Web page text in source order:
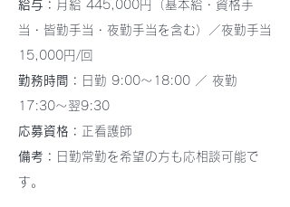
給与： 月給 445,000円（基本給・資格手
当・皆勤手当・夜勤手当を含む）／夜勤手当
15,000円/回
勤務時間：
日勤 9:00〜18:00 ／ 夜勤
17:30〜翌9:30
応募資格： 正看護師
備考：
日勤常勤を希望の方も応相談可能で
す。